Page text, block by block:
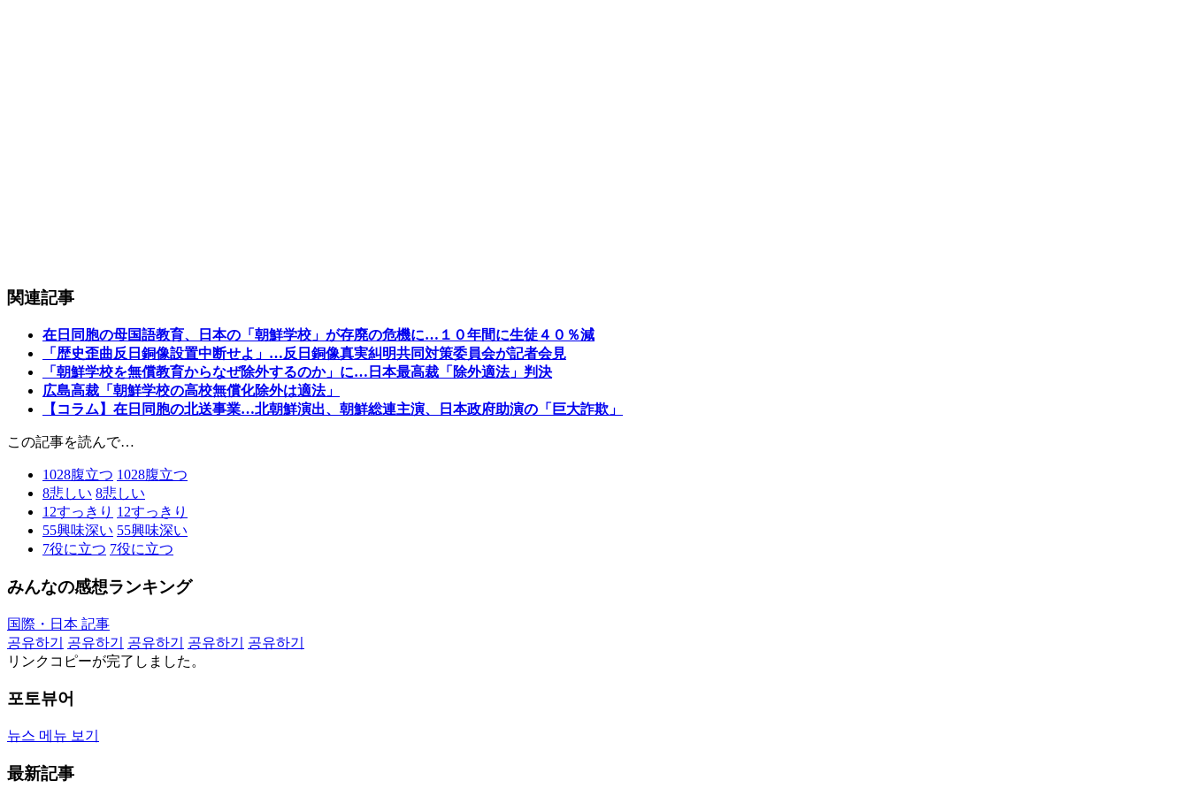
関連記事
在日同胞の母国語教育、日本の「朝鮮学校」が存廃の危機に…１０年間に生徒４０％減
「歴史歪曲反日銅像設置中断せよ」…反日銅像真実糾明共同対策委員会が記者会見
「朝鮮学校を無償教育からなぜ除外するのか」に…日本最高裁「除外適法」判決
広島高裁「朝鮮学校の高校無償化除外は適法」
【コラム】在日同胞の北送事業…北朝鮮演出、朝鮮総連主演、日本政府助演の「巨大詐欺」
この記事を読んで…
1028腹立つ 1028腹立つ
8悲しい 8悲しい
12すっきり 12すっきり
55興味深い 55興味深い
7役に立つ 7役に立つ
みんなの感想ランキング
国際・日本 記事
공유하기
공유하기 공유하기 공유하기
공유하기
リンクコピーが完了しました。
포토뷰어
뉴스 메뉴 보기
最新記事